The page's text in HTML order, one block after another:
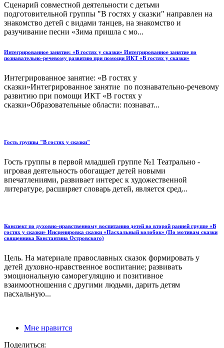
Сценарий совместной деятельности с детьми
подготовительной группы "В гостях у сказки" направлен на
знакомство детей с видами танцев, на знакомство и
разучивание песни «Зима пришла с мо...
Интегрированное занятие: «В гостях у сказки» Интегрированное занятие по
познавательно-речевому развитию при помощи ИКТ «В гостях у сказки»
Интегрированное занятие: «В гостях у
сказки»Интегрированное занятие по познавательно-речевому
развитию при помощи ИКТ «В гостях у
сказки»Образовательные области: познават...
Гость группы "В гостях у сказки"
Гость группы в первой младшей группе №1 Театрально -
игровая деятельность обогащает детей новыми
впечатлениями, развивает интерес к художественной
литературе, расширяет словарь детей, является сред...
Конспект по духовно-нравственному воспитанию детей во второй ранней группе «В
гостях у сказки» Инсценировка сказки «Пасхальный колобок» (По мотивам сказки
священника Константина Островского)
Цель. На материале православных сказок формировать у
детей духовно-нравственное воспитание; развивать
эмоциональную саморегуляцию и позитивное
взаимоотношения с другими людьми, дарить детям
пасхальную...
Мне нравится
Поделиться: